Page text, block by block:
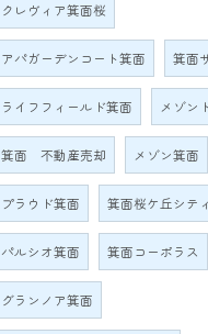
クレヴィア箕面桜
アパガーデンコート箕面 箕面
ライフフィールド箕面 メゾン
箕面 不動産売却 メゾン箕面
プラウド箕面 箕面桜ケ丘シテ
パルシオ箕面 箕面コーポラス
グランノア箕面